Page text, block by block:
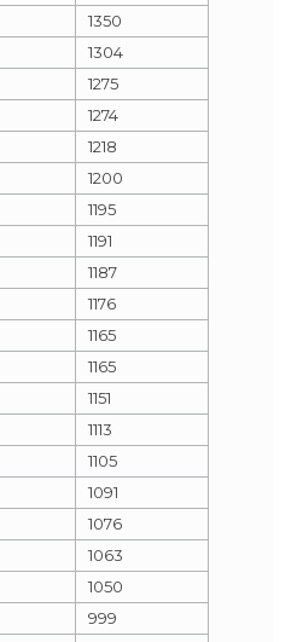
1350
1304
1275
1274
1218
1200
1195
1191
1187
1176
1165
1165
1151
1113
1105
1091
1076
1063
1050
999